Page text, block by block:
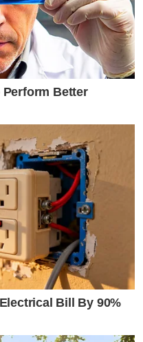
Perform Better
Bill By 90%